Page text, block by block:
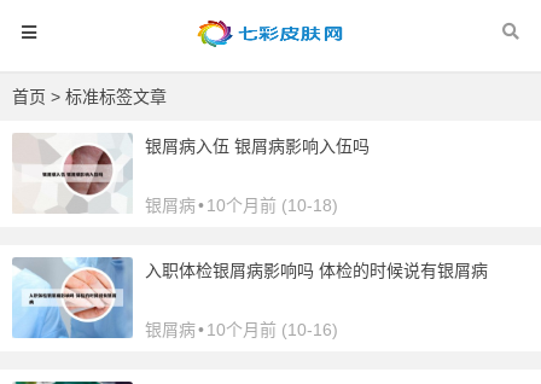
首页 > 标准标签文章
银屑病入伍 银屑病影响入伍吗
银屑病•10个月前 (10-18)
入职体检银屑病影响吗 体检的时候说有银屑病
银屑病•10个月前 (10-16)